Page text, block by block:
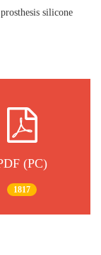
silicone
(PC)
1817